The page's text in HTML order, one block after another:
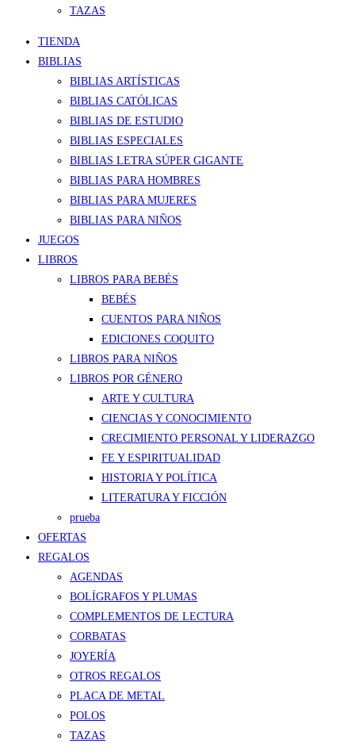
TAZAS
TIENDA
BIBLIAS
BIBLIAS ARTÍSTICAS
BIBLIAS CATÓLICAS
BIBLIAS DE ESTUDIO
BIBLIAS ESPECIALES
BIBLIAS LETRA SÚPER GIGANTE
BIBLIAS PARA HOMBRES
BIBLIAS PARA MUJERES
BIBLIAS PARA NIÑOS
JUEGOS
LIBROS
LIBROS PARA BEBÉS
BEBÉS
CUENTOS PARA NIÑOS
EDICIONES COQUITO
LIBROS PARA NIÑOS
LIBROS POR GÉNERO
ARTE Y CULTURA
CIENCIAS Y CONOCIMIENTO
CRECIMIENTO PERSONAL Y LIDERAZGO
FE Y ESPIRITUALIDAD
HISTORIA Y POLÍTICA
LITERATURA Y FICCIÓN
prueba
OFERTAS
REGALOS
AGENDAS
BOLÍGRAFOS Y PLUMAS
COMPLEMENTOS DE LECTURA
CORBATAS
JOYERÍA
OTROS REGALOS
PLACA DE METAL
POLOS
TAZAS